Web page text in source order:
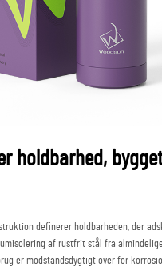
holdbarhed,
definerer holdbarheden, der
af rustfrit stål fra
er modstandsdygtigt over for